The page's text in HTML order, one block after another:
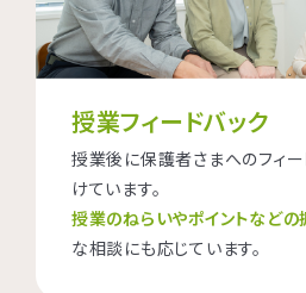
授業フィードバック
授業後に保護者さまへのフィ
けています。
授業のねらいやポイントなどの
な相談にも応じています。